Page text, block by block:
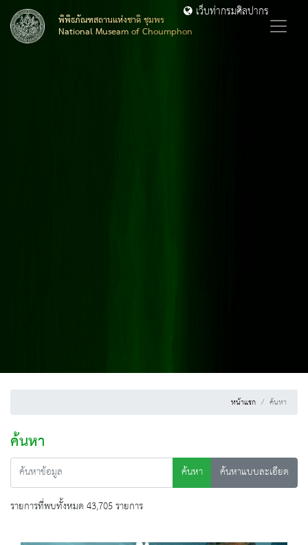
พิพิธภัณฑสถานแห่งชาติ ชุมพร
National Museam of Choumphon
เว็บท่ากรมศิลปากร
หน้าแรก ค้นหา
ค้นหา
ค้นหา
ค้นหาแบบละเอียด
รายการที่พบทั้งหมด 43,705 รายการ